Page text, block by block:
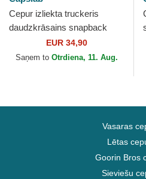
Cepur izliekta truckeris
daudzkrāsains snapback
HP3 HOG Hogwarts Harry
Potter no Capslab
EUR 34,90
Saņem to Otrdiena, 11. Aug.
Vasaras
Lētas
Goorin Bros
Sieviešu